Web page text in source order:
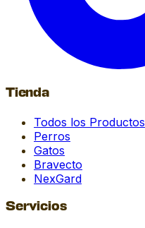
Tienda
Todos los Productos
Perros
Gatos
Bravecto
NexGard
Servicios